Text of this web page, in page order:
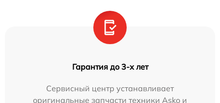
Гарантия до 3-х лет
Сервисный центр устанавливает
оригинальные запчасти техники Asko и